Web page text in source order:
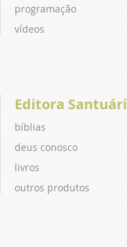
programação
vídeos
Editora
bíblias
deus conosco
livros
outros produtos